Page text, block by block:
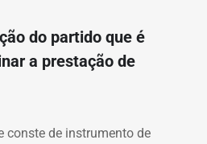
do partido que é
a prestação de
conste de instrumento de